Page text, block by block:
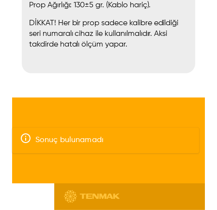
Sonuç bulunamadı
Prop Ağırlığı: 130±5 gr. (Kablo hariç).
DİKKAT! Her bir prop sadece kalibre edildiği
seri numaralı cihaz ile kullanılmalıdır. Aksi
takdirde hatalı ölçüm yapar.